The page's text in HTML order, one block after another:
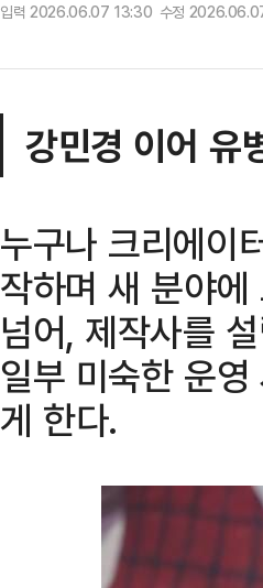
입력 2026.06.07 13:30 수정
강민경 이어 유
누구나 크리에이
작하며 새 분야
넘어, 제작사를
일부 미숙한 운영
게 한다.